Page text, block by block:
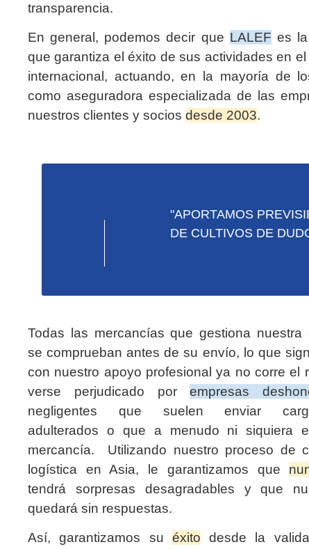
transparencia.
En general, podemos decir que LALEF es
que garantiza el éxito de sus actividades en el
internacional, actuando, en la mayoría de
como aseguradora especializada de las
nuestros clientes y socios desde 2003.
"APORTAMOS
DE CULTIVOS DE
Todas las mercancías que gestiona nuestra
se comprueban antes de su envío, lo que
con nuestro apoyo profesional ya no corre el
verse perjudicado porempresas
negligentes que suelen enviar
adulterados o que a menudo ni siquiera
mercancía. Utilizando nuestro proceso de
logística en Asia, le garantizamos que
tendrá sorpresas desagradables y que
quedará sin respuestas.
Así, garantizamos su éxito desde la